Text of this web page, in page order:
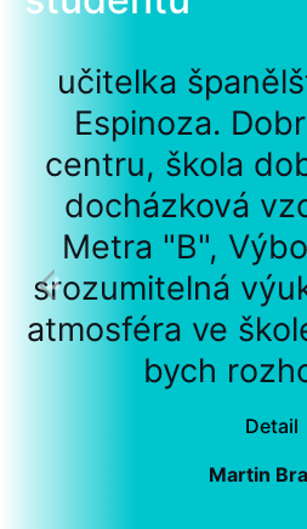
učitelka
Espinoza.
centru, škola
docházková
Metra "B",
srozumitelná
atmosféra ve
bych
Detail
Martin